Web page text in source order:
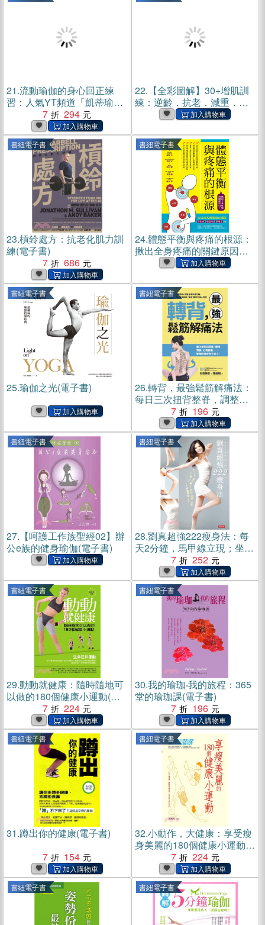
21.流動瑜伽的身心回正練
習：人氣YT頻道「凱蒂瑜
伽」全新編排！打開減壓開
關，消化壞情緒的日常提案
(電子書)
7 294
22. 【全彩圖解】30+增肌訓
練：逆齡．抗老．減重．紓
壓．防病 完全攻略(電子書)
書紐電子書
23.槓鈴處方：抗老化肌力訓
練(電子書)
7
686
書紐電子書
24.體態平衡與疼痛的根源：
揪出全身疼痛的關鍵原因！
(電子書)
書紐電子書
25.瑜伽之光(電子書)
書紐電子書
26.轉背，最強鬆筋解痛法：
每日三次扭背整脊，調整自
律神經平衡，消除長年肩
痠、背痛、腰疼的惱人痼疾
(電子書)
7 196
書紐電子書
27. 【呵護工作族聖經02】辦
公e族的健身瑜伽(電子書)
書紐電子書
28.劉真超強222瘦身法：每
天2分鐘，馬甲線立現；坐
好、站好、走好，馬上瘦2公
斤；2週，臂腰臀腿全都瘦。
(電子書)
7 252
書紐電子書
29.動動就健康：隨時隨地可
以做的180個健康小運動(電
7 224
書紐電子書
30.我的瑜珈‧我的旅程：365
堂的瑜珈課(電子書)
7
196
書紐電子書
31.蹲出你的健康(電子書)
7
154
書紐電子書
32.小動作，大健康：享受瘦
身美麗的180個健康小運動
7 224
書紐電子書 書紐電子書